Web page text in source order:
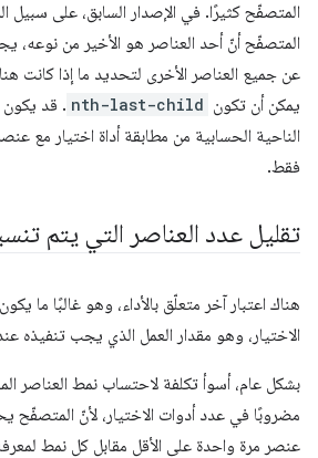
المتصفّح كثيرًا. في الإصدار السابق، على سبيل
المتصفّح أنّ أحد العناصر هو الأخير من
عن جميع العناصر الأخرى لتحديد ما إذا كانت
يمكن أن تكون nth-last-child . قد يكون
الناحية الحسابية من مطابقة أداة اختيار مع
فقط.
تقليل عدد العناصر التي يتم
هناك اعتبار آخر متعلّق بالأداء، وهو غالبًا ما
الاختيار، وهو مقدار العمل الذي يجب تنفيذه
بشكل عام، أسوأ تكلفة لاحتساب نمط العناصر
مضروبًا في عدد أدوات الاختيار، لأنّ المتصفّح
عنصر مرة واحدة على الأقل مقابل كل نمط